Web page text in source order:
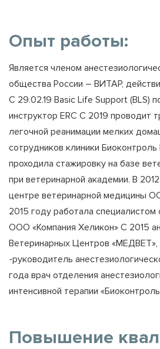
Опыт работы:
Является членом
общества России – ВИТАР,
С 29.02.19 Basic Life Support (BLS)
инструктор ERC С 2019 проводит
легочной реанимации мелких
сотрудников клиники Биоконтроль
проходила стажировку на базе
при ветеринарной академии. В
центре ветеринарной медицины
2015 году работала специалистом
ООО «Компания Хеликон» C 2015
Ветеринарных Центров «МЕДВЕТ»,
-руководитель
года врач отделения
интенсивной терапии
Повышение